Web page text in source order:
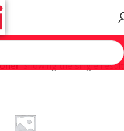
Showing the single result